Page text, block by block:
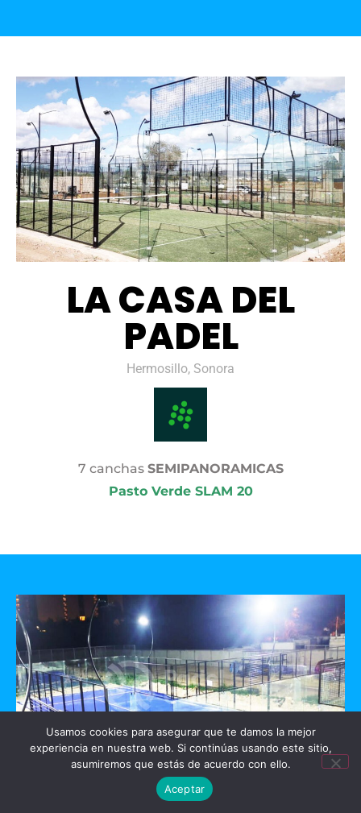
LA CASA DEL
PADEL
Hermosillo, Sonora
7 canchas SEMIPANORAMICAS
Pasto Verde SLAM 20
Usamos cookies para asegurar que te damos la mejor
experiencia en nuestra web. Si continúas usando este sitio,
asumiremos que estás de acuerdo con ello.
Aceptar